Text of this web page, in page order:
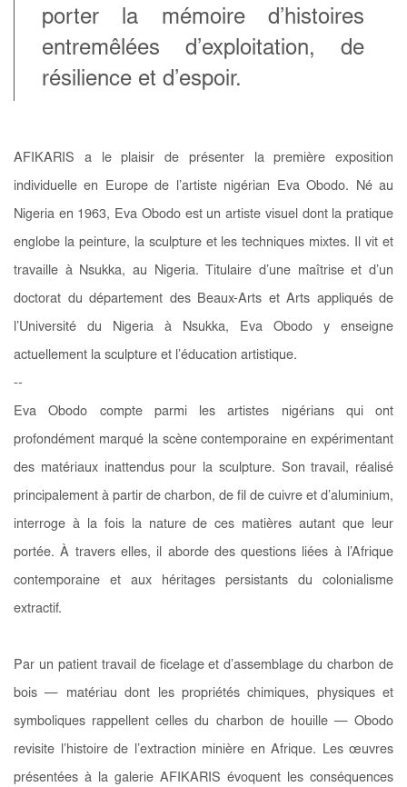
porter la mémoire d’histoires
entremêlées d’exploitation, de
résilience et d’espoir.
AFIKARIS a le plaisir de présenter la première exposition
individuelle en Europe de l’artiste nigérian Eva Obodo. Né au
Nigeria en 1963, Eva Obodo est un artiste visuel dont la pratique
englobe la peinture, la sculpture et les techniques mixtes. Il vit et
travaille à Nsukka, au Nigeria. Titulaire d’une maîtrise et d’un
doctorat du département des Beaux-Arts et Arts appliqués de
l’Université du Nigeria à Nsukka, Eva Obodo y enseigne
actuellement la sculpture et l’éducation artistique.
--
Eva Obodo compte parmi les artistes nigérians qui ont
profondément marqué la scène contemporaine en expérimentant
des matériaux inattendus pour la sculpture. Son travail, réalisé
principalement à partir de charbon, de fil de cuivre et d’aluminium,
interroge à la fois la nature de ces matières autant que leur
portée. À travers elles, il aborde des questions liées à l’Afrique
contemporaine et aux héritages persistants du colonialisme
extractif.
Par un patient travail de ficelage et d’assemblage du charbon de
bois — matériau dont les propriétés chimiques, physiques et
symboliques rappellent celles du charbon de houille — Obodo
revisite l’histoire de l’extraction minière en Afrique. Les œuvres
présentées à la galerie AFIKARIS évoquent les conséquences